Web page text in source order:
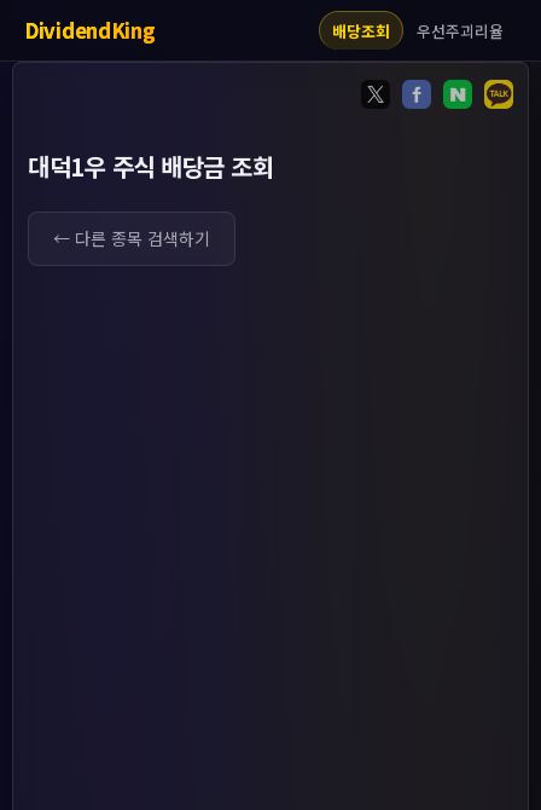
DividendKing 배당조회 우선주괴리율
대덕1우 주식 배당금 조회
← 다른 종목 검색하기